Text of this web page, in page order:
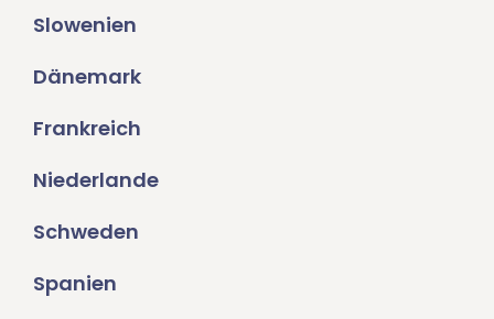
Slowenien
Dänemark
Frankreich
Niederlande
Schweden
Spanien